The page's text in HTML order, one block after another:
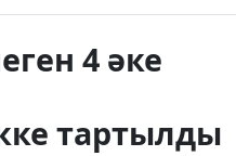
4 әке
тартылды